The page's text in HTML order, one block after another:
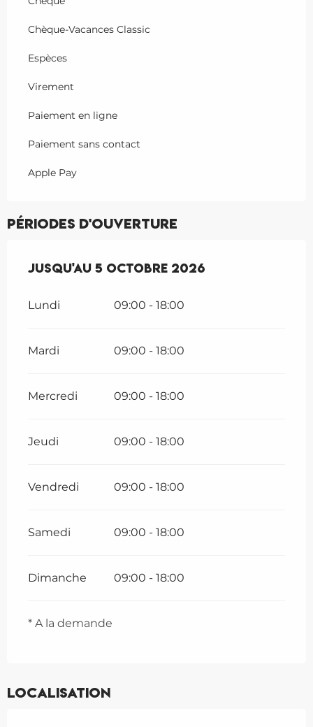
Chèque-Vacances Classic
Espèces
Virement
Paiement en ligne
Paiement sans contact
Apple Pay
Périodes d'ouverture
Du1 avril 2026au5 octobre 2026
Jusqu'au 5 octobre 2026
Lundi 09:00 - 18:00
Mardi 09:00 - 18:00
Mercredi 09:00 - 18:00
Jeudi 09:00 - 18:00
Vendredi 09:00 - 18:00
Samedi 09:00 - 18:00
Dimanche 09:00 - 18:00
* A la demande
Localisation